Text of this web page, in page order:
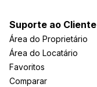
Suporte ao Cliente
Área do Proprietário
Área do Locatário
Favoritos
Comparar